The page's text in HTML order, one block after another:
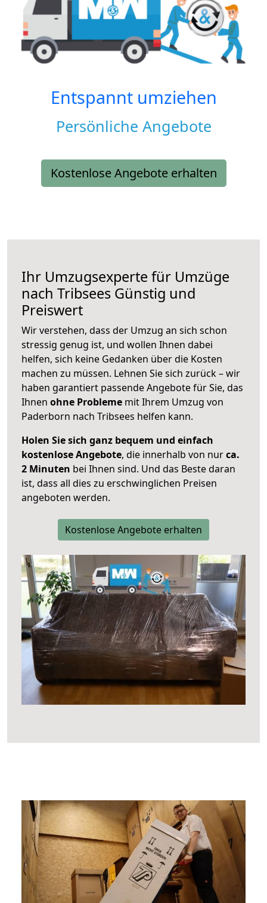
Entspannt umziehen
Persönliche Angebote
Kostenlose Angebote erhalten
Ihr Umzugsexperte für Umzüge
nach Tribsees Günstig und
Preiswert
Wir verstehen, dass der Umzug an sich schon
stressig genug ist, und wollen Ihnen dabei
helfen, sich keine Gedanken über die Kosten
machen zu müssen. Lehnen Sie sich zurück – wir
haben garantiert passende Angebote für Sie, das
Ihnen ohne Probleme mit Ihrem Umzug von
Paderborn nach Tribsees helfen kann.
Holen Sie sich ganz bequem und einfach
kostenlose Angebote, die innerhalb von nurca.
2 Minuten bei Ihnen sind. Und das Beste daran
ist, dass all dies zu erschwinglichen Preisen
angeboten werden.
Kostenlose Angebote erhalten